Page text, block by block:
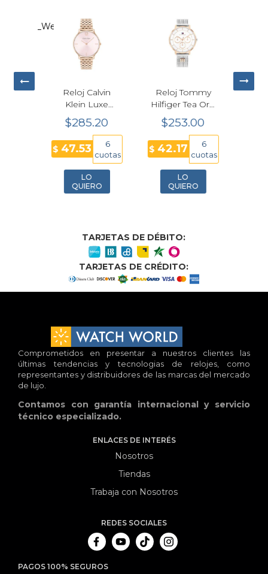
Reloj Calvin
Klein Luxe
Cuarzo Oro
Rosa Mujer
34mm
25100170
$285.20
$ 47.53
6
cuotas
LO
QUIERO
Reloj Tommy
Hilfiger Tea Oro
Rosa Mujer
36mm
$253.00
$ 42.17
6
cuotas
LO
QUIERO
TARJETAS DE DÉBITO:
TARJETAS DE CRÉDITO:
Comprometidos en presentar a nuestros clientes las
últimas tendencias y tecnologias de relojes, como
representantes y distribuidores de las marcas del mercado
de lujo.
Contamos con garantía internacional y servicio
técnico especializado.
ENLACES DE INTERÉS
Nosotros
Tiendas
Trabaja con Nosotros
REDES SOCIALES
PAGOS 100% SEGUROS